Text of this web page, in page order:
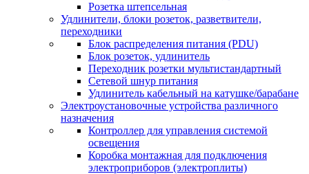
Розетка штепсельная
Удлинители, блоки розеток, разветвители,
переходники
Блок распределения питания (PDU)
Блок розеток, удлинитель
Переходник розетки мультистандартный
Сетевой шнур питания
Удлинитель кабельный на катушке/барабане
Электроустановочные устройства различного
назначения
Контроллер для управления системой
освещения
Коробка монтажная для подключения
электроприборов (электроплиты)